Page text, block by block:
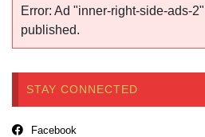
Error: Ad "inner-right-side-ads-
published.
STAY CONNECTED
Facebook